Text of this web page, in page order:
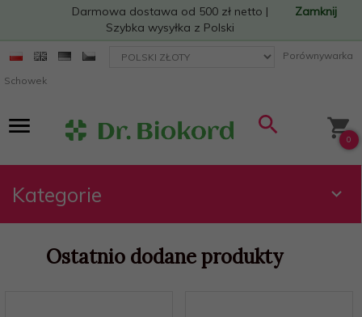
Darmowa dostawa od 500 zł netto |
Szybka wysyłka z Polski
Zamknij
currency_h Porównywarka
Schowek
0
Kategorie
Ostatnio dodane produkty